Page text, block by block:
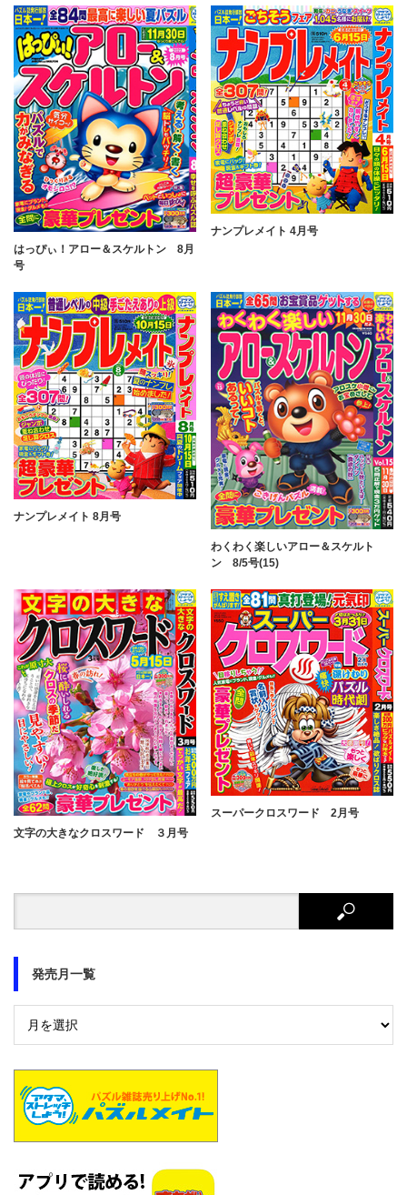
はっぴぃ！アロー＆スケルトン 8月
号
ナンプレメイト 4月号
ナンプレメイト 8月号
わくわく楽しいアロー＆スケルト
ン 8/5号(15)
文字の大きなクロスワード ３月号
スーパークロスワード 2月号
発売月一覧